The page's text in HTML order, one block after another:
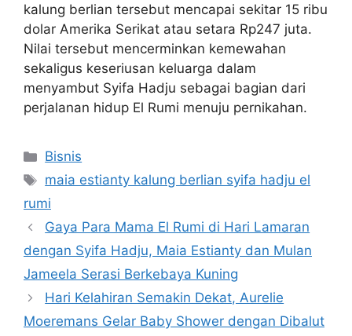
kalung berlian tersebut mencapai sekitar 15 ribu
dolar Amerika Serikat atau setara Rp247 juta.
Nilai tersebut mencerminkan kemewahan
sekaligus keseriusan keluarga dalam
menyambut Syifa Hadju sebagai bagian dari
perjalanan hidup El Rumi menuju pernikahan.
Categories
Bisnis
Tags
maia estianty kalung berlian syifa hadju el
rumi
Gaya Para Mama El Rumi di Hari Lamaran
dengan Syifa Hadju, Maia Estianty dan Mulan
Jameela Serasi Berkebaya Kuning
Hari Kelahiran Semakin Dekat, Aurelie
Moeremans Gelar Baby Shower dengan Dibalut